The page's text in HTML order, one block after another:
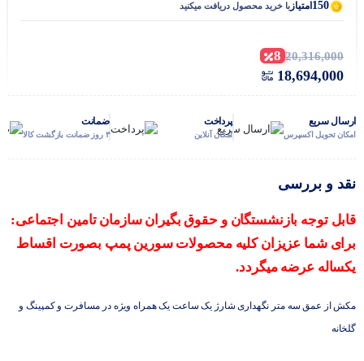
150امتیاز با خرید محصول دریافت میکنید
20,316,000
8
18,694,000
ارسال سریع
امکان تحویل اکسپرس
پرداخت
امکان آنلاین
ضمانت
۳ روز ضمانت بازگشت کالا
نقد و بررسی
قابل توجه بازنشستگان و حقوق بگیران سازمان تامین اجتماعی:
برای شما عزیزان کلیه محصولات سورین پمپ بصورت اقساط
یکساله عرضه میگردد.
مکش از عمق سه متر نگهداری شارژ یک ساعت یک همراه ویژه در مسافرت و کمپینگ و
گلخانه